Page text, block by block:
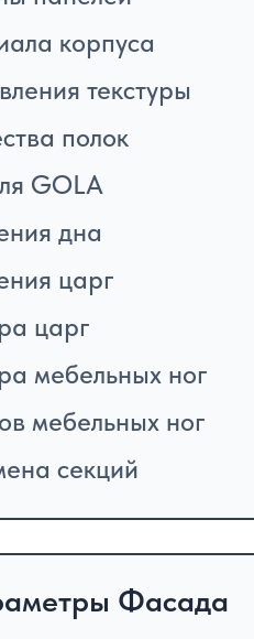
корпуса
текстуры
полок
GOLA
дна
царг
царг
мебельных ног
мебельных ног
секций
Фасада